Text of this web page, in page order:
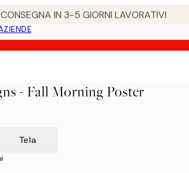
IN 3-5 GIORNI LAVORATIVI
- Fall Morning Poster
Tela